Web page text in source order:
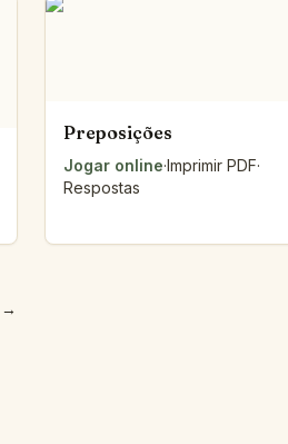
Preposições
Jogar online·Imprimir PDF·
Respostas
→